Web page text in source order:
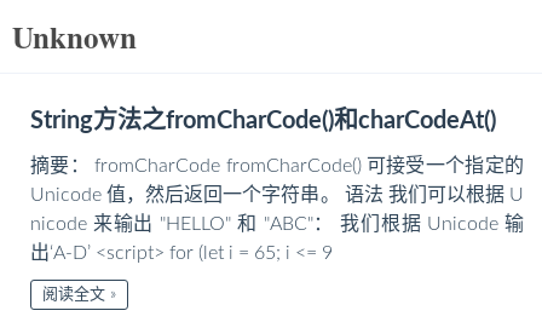
Unknown
String方法之fromCharCode()和charCodeAt()
摘要： fromCharCode fromCharCode() 可接受一个指定的
Unicode 值，然后返回一个字符串。 语法 我们可以根据 U
nicode 来输出 "HELLO" 和 "ABC"： 我们根据 Unicode 输
出‘A-D’ <script> for (let i = 65; i <= 9
阅读全文